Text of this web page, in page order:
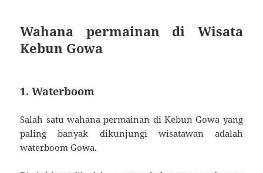
Wahana permainan di Wisata
Kebun Gowa
1. Waterboom
Salah satu wahana permainan di Kebun Gowa yang
paling banyak dikunjungi wisatawan adalah
waterboom Gowa.